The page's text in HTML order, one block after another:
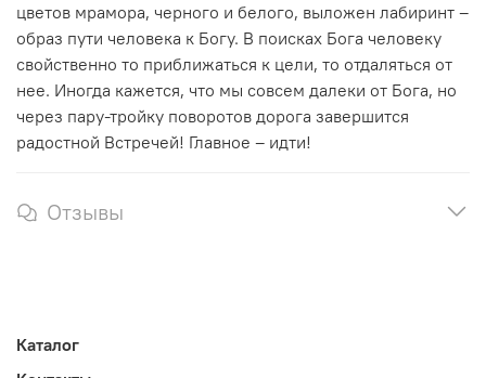
цветов мрамора, черного и белого, выложен лабиринт –
образ пути человека к Богу. В поисках Бога человеку
свойственно то приближаться к цели, то отдаляться от
нее. Иногда кажется, что мы совсем далеки от Бога, но
через пару-тройку поворотов дорога завершится
радостной Встречей! Главное – идти!
Отзывы
Каталог